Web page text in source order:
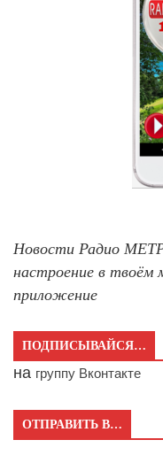
Новости Радио
настроение в твоём
приложение
ПОДПИСЫВАЙСЯ…
на группу Вконтакте
ОТПРАВИТЬ В…